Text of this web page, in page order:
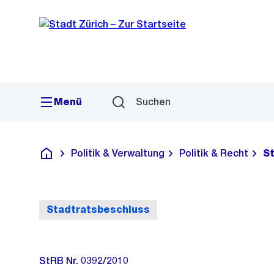
Navigation
Sprunglink
Menü Suchen
Deutsch
Politik & Verwaltung Politik & Recht
Stadtratsbeschluss
StRB Nr. 0392/2010